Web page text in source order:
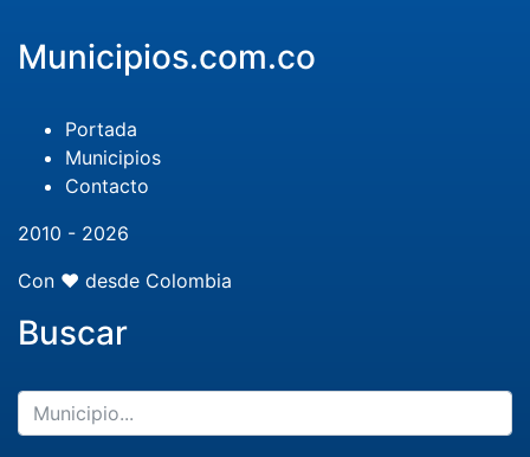
Municipios.com.co
Portada
Municipios
Contacto
2010 - 2026
Con ❤️ desde Colombia
Buscar